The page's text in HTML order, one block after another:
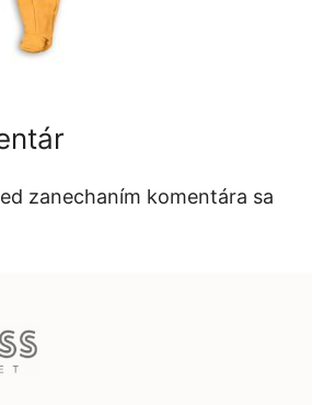
zanechaním komentára sa